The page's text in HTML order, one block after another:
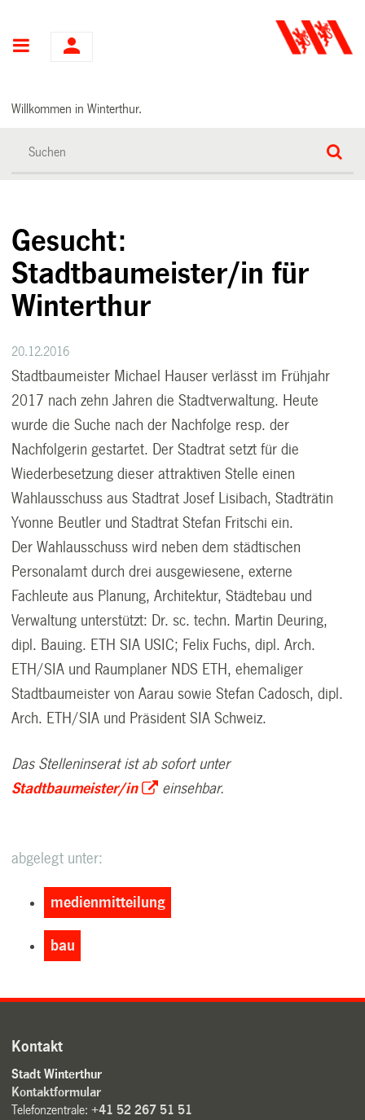
Hauptnavigation
Willkommen in Winterthur.
Gesucht:
Stadtbaumeister/in für
Winterthur
20.12.2016
Stadtbaumeister Michael Hauser verlässt im Frühjahr
2017 nach zehn Jahren die Stadtverwaltung. Heute
wurde die Suche nach der Nachfolge resp. der
Nachfolgerin gestartet. Der Stadtrat setzt für die
Wiederbesetzung dieser attraktiven Stelle einen
Wahlausschuss aus Stadtrat Josef Lisibach, Stadträtin
Yvonne Beutler und Stadtrat Stefan Fritschi ein.
Der Wahlausschuss wird neben dem städtischen
Personalamt durch drei ausgewiesene, externe
Fachleute aus Planung, Architektur, Städtebau und
Verwaltung unterstützt: Dr. sc. techn. Martin Deuring,
dipl. Bauing. ETH SIA USIC; Felix Fuchs, dipl. Arch.
ETH/SIA und Raumplaner NDS ETH, ehemaliger
Stadtbaumeister von Aarau sowie Stefan Cadosch, dipl.
Arch. ETH/SIA und Präsident SIA Schweiz.
Das Stelleninserat ist ab sofort unter
Stadtbaumeister/in
einsehbar.
abgelegt unter:
medienmitteilung
bau
Kontakt
Stadt Winterthur
Kontaktformular
Telefonzentrale:+41 52 267 51 51